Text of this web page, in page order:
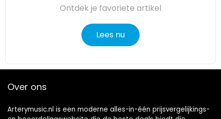
Ontdek je favoriete artikel
Lees nu
Over ons
Arterymusic.nl is een moderne alles-in-één prijsvergelijkings-